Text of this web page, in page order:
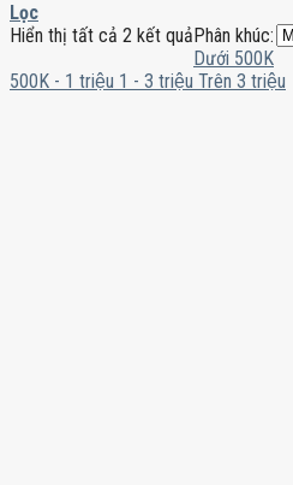
Lọc
Hiển thị tất cả 2 kết quảPhân khúc:
Dưới 500K
500K - 1 triệu 1 - 3 triệu Trên 3 triệu